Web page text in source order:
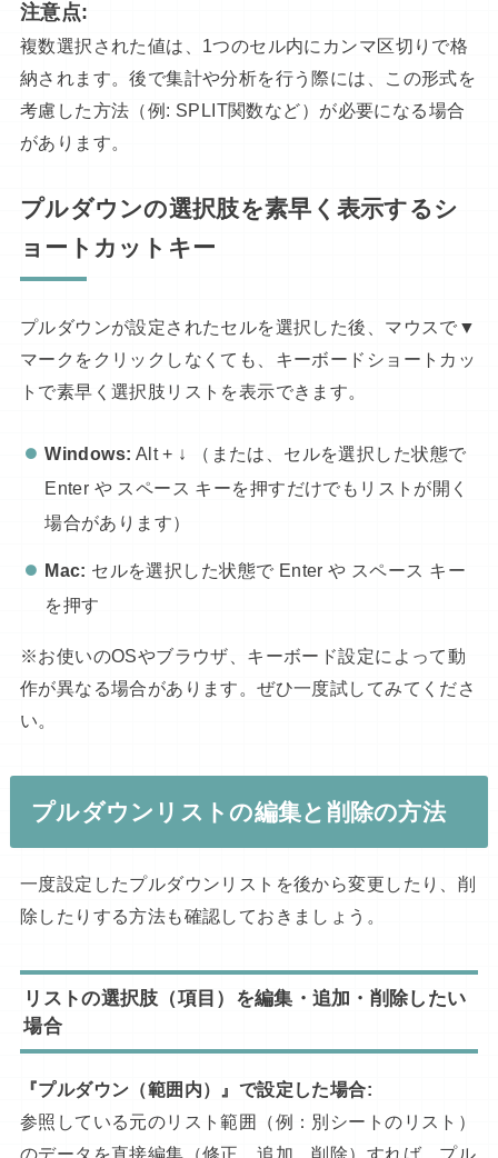
注意点:
複数選択された値は、1つのセル内にカンマ区切りで格
納されます。後で集計や分析を行う際には、この形式を
考慮した方法（例: SPLIT関数など）が必要になる場合
があります。
プルダウンの選択肢を素早く表示するシ
ョートカットキー
プルダウンが設定されたセルを選択した後、マウスで▼
マークをクリックしなくても、キーボードショートカッ
トで素早く選択肢リストを表示できます。
Windows: Alt + ↓ （または、セルを選択した状態で
Enter や スペース キーを押すだけでもリストが開く
場合があります）
Mac: セルを選択した状態で Enter や スペース キー
を押す
※お使いのOSやブラウザ、キーボード設定によって動
作が異なる場合があります。ぜひ一度試してみてくださ
い。
プルダウンリストの編集と削除の方法
一度設定したプルダウンリストを後から変更したり、削
除したりする方法も確認しておきましょう。
リストの選択肢（項目）を編集・追加・削除したい
場合
『プルダウン（範囲内）』で設定した場合:
参照している元のリスト範囲（例：別シートのリスト）
のデータを直接編集（修正、追加、削除）すれば、プル